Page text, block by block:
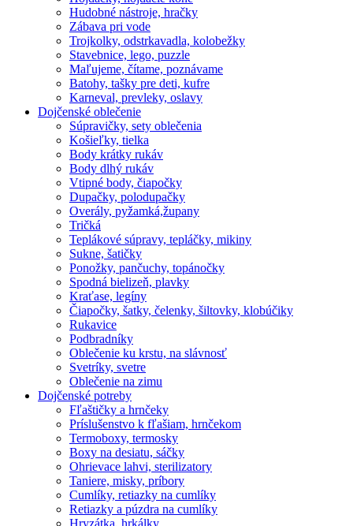
Hudobné nástroje, hračky
Zábava pri vode
Trojkolky, odstrkavadla, kolobežky
Stavebnice, lego, puzzle
Maľujeme, čítame, poznávame
Batohy, tašky pre deti, kufre
Karneval, prevleky, oslavy
Dojčenské oblečenie
Súpravičky, sety oblečenia
Košieľky, tielka
Body krátky rukáv
Body dlhý rukáv
Vtipné body, čiapočky
Dupačky, polodupačky
Overály, pyžamká,župany
Tričká
Teplákové súpravy, tepláčky, mikiny
Sukne, šatičky
Ponožky, pančuchy, topánočky
Spodná bielizeň, plavky
Kraťase, legíny
Čiapočky, šatky, čelenky, šiltovky, klobúčiky
Rukavice
Podbradníky
Oblečenie ku krstu, na slávnosť
Svetríky, svetre
Oblečenie na zimu
Dojčenské potreby
Fľaštičky a hrnčeky
Príslušenstvo k fľašiam, hrnčekom
Termoboxy, termosky
Boxy na desiatu, sáčky
Ohrievace lahvi, sterilizatory
Taniere, misky, príbory
Cumlíky, retiazky na cumlíky
Retiazky a púzdra na cumlíky
Hryzátka, hrkálky